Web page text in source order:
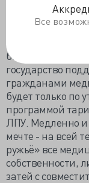
Все
угрозами
диагностических
бесплатную
государство
гражданами
будет только по
программой
ЛПУ. Медленно и
мечте - на всей
ружьё» все
собственности,
затей с